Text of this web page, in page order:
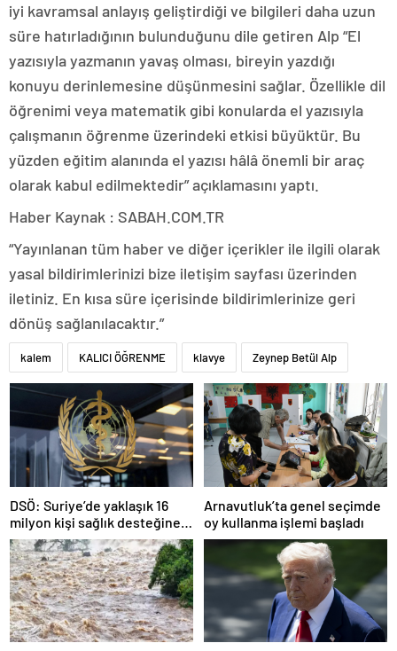
iyi kavramsal anlayış geliştirdiği ve bilgileri daha uzun
süre hatırladığının bulunduğunu dile getiren Alp “El
yazısıyla yazmanın yavaş olması, bireyin yazdığı
konuyu derinlemesine düşünmesini sağlar. Özellikle dil
öğrenimi veya matematik gibi konularda el yazısıyla
çalışmanın öğrenme üzerindeki etkisi büyüktür. Bu
yüzden eğitim alanında el yazısı hâlâ önemli bir araç
olarak kabul edilmektedir” açıklamasını yaptı.
Haber Kaynak : SABAH.COM.TR
“Yayınlanan tüm haber ve diğer içerikler ile ilgili olarak
yasal bildirimlerinizi bize iletişim sayfası üzerinden
iletiniz. En kısa süre içerisinde bildirimlerinize geri
dönüş sağlanılacaktır.”
kalem KALICI ÖĞRENME klavye Zeynep Betül Alp
DSÖ: Suriye’de yaklaşık 16
milyon kişi sağlık desteğine
ihtiyaç duyuyor
Arnavutluk’ta genel seçimde
oy kullanma işlemi başladı